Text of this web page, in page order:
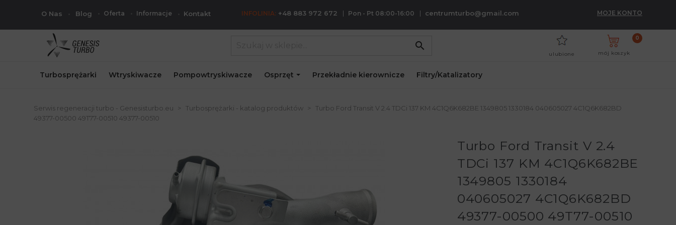
O Nas Blog Oferta Informacje Kontakt INFOLINIA: +48 883 972 672 Pon - Pt 08:00-16:00 centrumturbo@gmail.com MOJE KONTO
search
mój koszyk
0
ulubione
Turbosprężarki Wtryskiwacze Pompowtryskiwacze Osprzęt Przekładnie kierownicze Filtry/Katalizatory
Serwis regeneracji turbo - Genesisturbo.eu Turbosprężarki - katalog produktów
Turbo Ford Transit V 2.4 TDCi 137 KM 4C1Q6K682BE 1349805 1330184 040605027 4C1Q6K682BD
49377-00500 49T77-00510 49377-00510
Turbo Ford Transit V 2.4
TDCi 137 KM 4C1Q6K682BE
1349805 1330184
040605027 4C1Q6K682BD
49377-00500 49T77-00510